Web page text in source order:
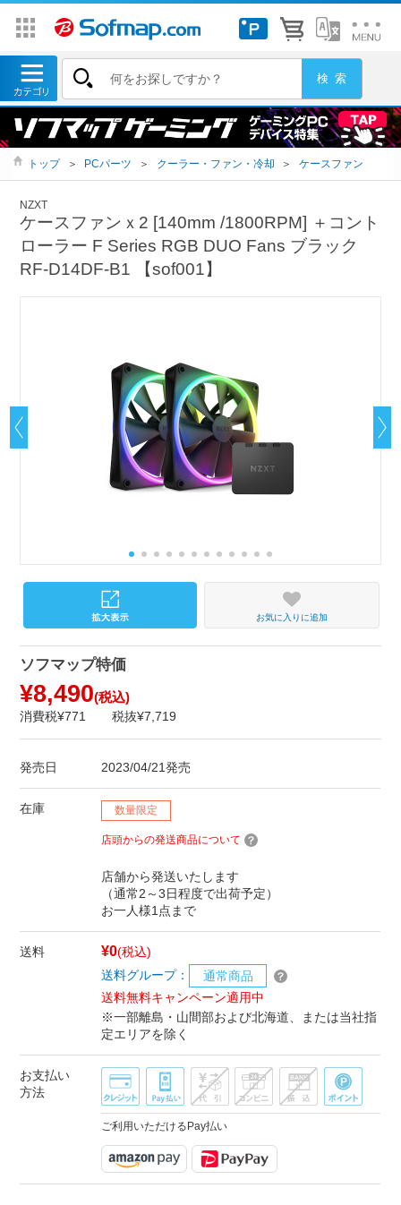
トップ ＞ PCパーツ ＞ クーラー・ファン・冷却 ＞ ケースファン
NZXT
ケースファンｘ2 [140mm /1800RPM] ＋コント
ローラー F Series RGB DUO Fans ブラック
RF-D14DF-B1 【sof001】
お気に入りに追加
ソフマップ特価
¥8,490(税込)
消費税¥771 税抜¥7,719
発売日 2023/04/21発売
在庫 数量限定
店頭からの発送商品について
店舗から発送いたします
（通常2～3日程度で出荷予定）
お一人様1点まで
送料 ¥0(税込)
送料グループ：
通常商品
送料無料キャンペーン適用中
※一部離島・山間部および北海道、または当社指
定エリアを除く
お支払い
方法
ご利用いただけるPay払い